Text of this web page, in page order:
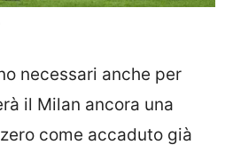
necessari anche per
il Milan ancora una
come accaduto già